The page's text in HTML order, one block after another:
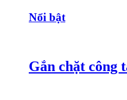
Nổi bật
Gắn chặt công